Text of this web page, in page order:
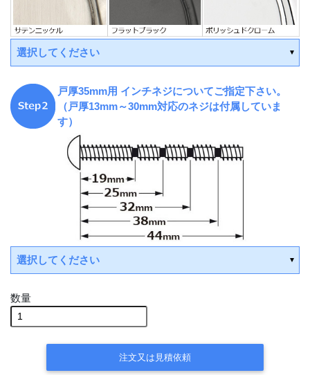
選択してください
受注後手配(3～4週間後の出荷)
受注後手配(3～4週間後の出荷)
受注後手配(3～4週間後の出荷)
受注後手配(3～4週間後の出荷)
戸厚35mm用 インチネジについてご指定下さい。
（戸厚13mm～30mm対応のネジは付属していま
す）
選択してください
翌営業日出荷
数量
注文又は見積依頼